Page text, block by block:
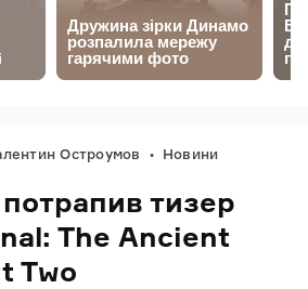
Остроумов Новини
тизер
The Ancient
Two